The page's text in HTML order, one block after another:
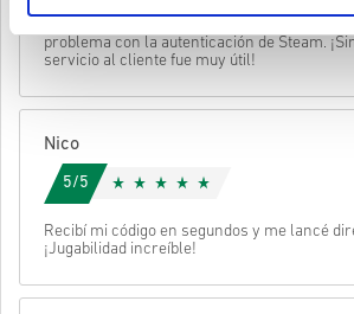
• Selecciona tu método de pago preferido
• Completa tu pedido
Después recibirás un correo con un enlace
tu código.
problema con la autenticación de Steam.
servicio al cliente fue muy útil!
Nico
5/5
Recibí mi código en segundos y me lancé
¡Jugabilidad increíble!